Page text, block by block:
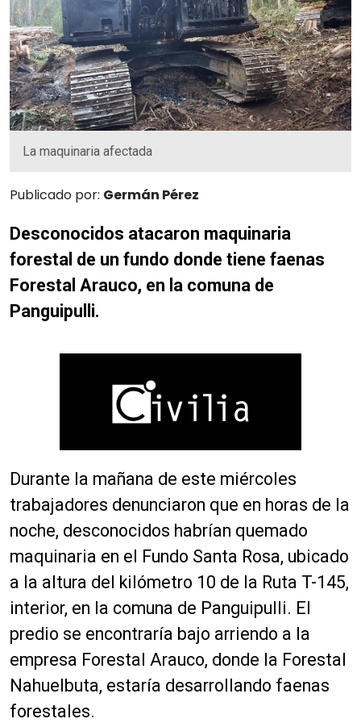
La maquinaria afectada
Publicado por: Germán Pérez
Desconocidos atacaron maquinaria
forestal de un fundo donde tiene faenas
Forestal Arauco, en la comuna de
Panguipulli.
Durante la mañana de este miércoles
trabajadores denunciaron que en horas de la
noche, desconocidos habrían quemado
maquinaria en el Fundo Santa Rosa, ubicado
a la altura del kilómetro 10 de la Ruta T-145,
interior, en la comuna de Panguipulli. El
predio se encontraría bajo arriendo a la
empresa Forestal Arauco, donde la Forestal
Nahuelbuta, estaría desarrollando faenas
forestales.